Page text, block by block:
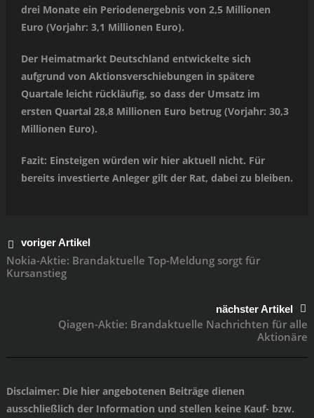
drei Monate ein Periodenergebnis von 2,5 Millionen
Euro (Vorjahr: 3,1 Millionen Euro).
Der Heimatmarkt Deutschland entwickelte sich
aufgrund von Aktionsverschiebungen in spätere
Quartale leicht rückläufig, so dass der Umsatz im
ersten Quartal 28,8 Millionen Euro betrug (Vorjahr: 30,3
Millionen Euro).
Fazit: Einsteigen würden wir hier aktuell nicht. Für
bereits investierte Anleger gilt der Rat, dabei zu bleiben.
voriger Artikel
Nokia-Aktie: Brandaktuelle Top-Meldung sorgt für
Kursanstieg
nächster Artikel
Qiagen-Aktie: Brandaktuelle Nachrichten für alle
Aktionäre
Disclaimer: Die hier angebotenen Beiträge dienen
ausschließlich der Information und stellen keine Kauf- bzw.